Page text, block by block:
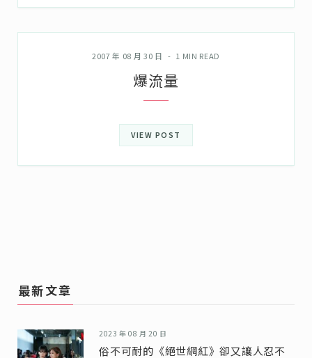
2007 年 08 月 30 日 1 MIN READ
爆流量
VIEW POST
最新文章
2023 年 08 月 20 日
俗不可耐的《絕世網紅》卻又讓人忍不